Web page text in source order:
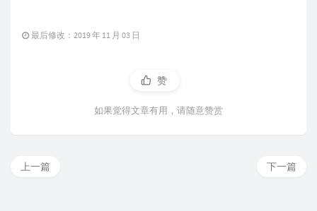
最后修改：2019 年 11 月 03 日
赞
如果觉得文章有用，请随意赞赏
下一篇
上一篇